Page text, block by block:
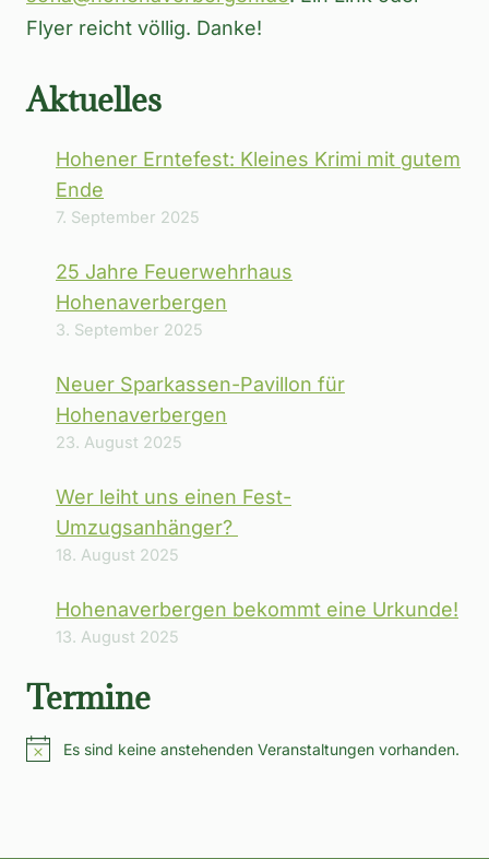
Flyer reicht völlig. Danke!
Aktuelles
Hohener Erntefest: Kleines Krimi mit gutem
Ende
7. September 2025
25 Jahre Feuerwehrhaus
Hohenaverbergen
3. September 2025
Neuer Sparkassen-Pavillon für
Hohenaverbergen
23. August 2025
Wer leiht uns einen Fest-
Umzugsanhänger?
18. August 2025
Hohenaverbergen bekommt eine Urkunde!
13. August 2025
Termine
HinweisEs sind keine anstehenden Veranstaltungen vorhanden.